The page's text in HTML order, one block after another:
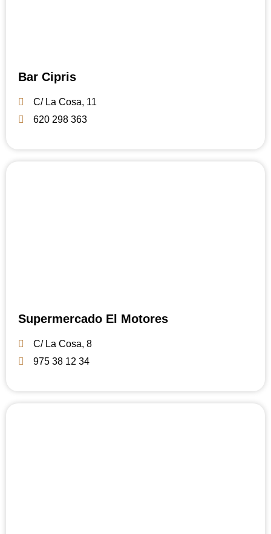
Bar Cipris
C/ La Cosa, 11
620 298 363
Supermercado El Motores
C/ La Cosa, 8
975 38 12 34